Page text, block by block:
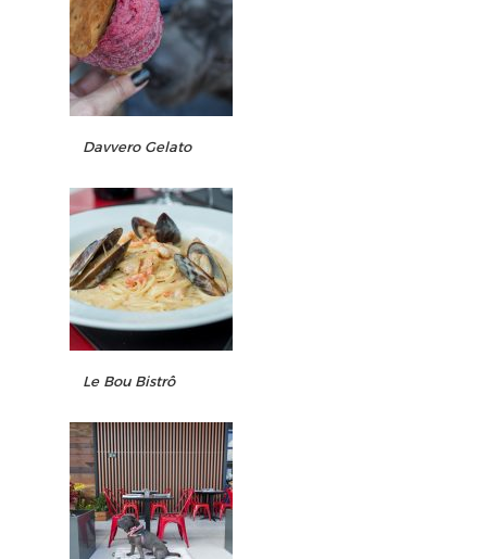
Davvero Gelato
Le Bou Bistrô